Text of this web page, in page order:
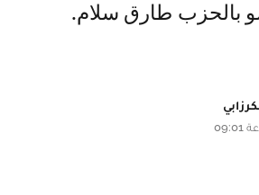
بالحزب طارق سلام.